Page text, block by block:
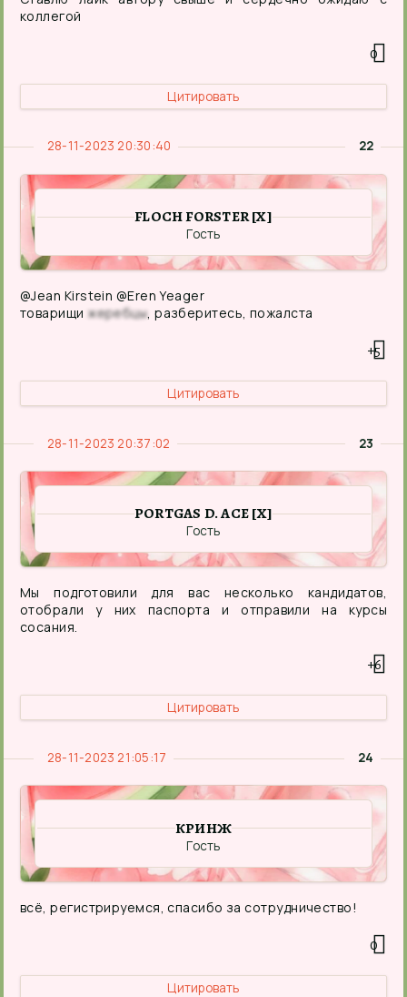
коллегой
0
Цитировать
22
28-11-2023 20:30:40
FLOCH FORSTER [X]
Гость
@Jean Kirstein @Eren Yeager
товарищи жеребцы, разберитесь, пожалста
+5
Цитировать
23
28-11-2023 20:37:02
PORTGAS D. ACE [X]
Гость
Мы подготовили для вас несколько кандидатов,
отобрали у них паспорта и отправили на курсы
сосания.
+6
Цитировать
24
28-11-2023 21:05:17
КРИНЖ
Гость
всё, регистрируемся, спасибо за сотрудничество!
0
Цитировать